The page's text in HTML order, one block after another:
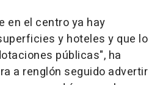
en el centro ya hay
y hoteles y que lo
públicas", ha
a renglón seguido advertir